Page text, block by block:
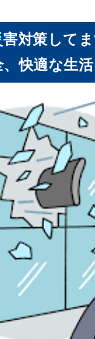
対策して
快適な生活